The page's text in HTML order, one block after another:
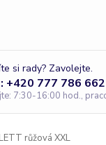
si rady? Zavolejte.
+420 777 786 662
7:30-16:00 hod.,
růžová XXL